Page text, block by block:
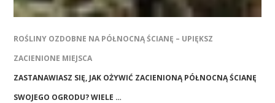
ROŚLINY OZDOBNE NA PÓŁNOCNĄ ŚCIANĘ – UPIĘKSZ
ZACIENIONE MIEJSCA
ZASTANAWIASZ SIĘ, JAK OŻYWIĆ ZACIENIONĄ PÓŁNOCNĄ ŚCIANĘ
SWOJEGO OGRODU? WIELE …